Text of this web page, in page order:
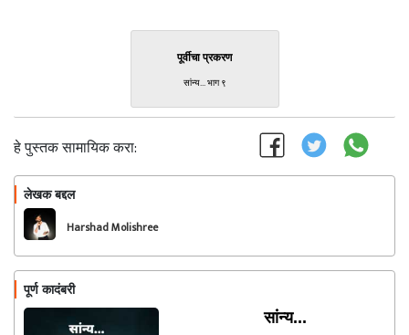
पूर्वीचा प्रकरण
सांन्य... भाग ९
हे पुस्तक सामायिक करा:
लेखक बद्दल
Harshad Molishree
पूर्ण कादंबरी
सांन्य...